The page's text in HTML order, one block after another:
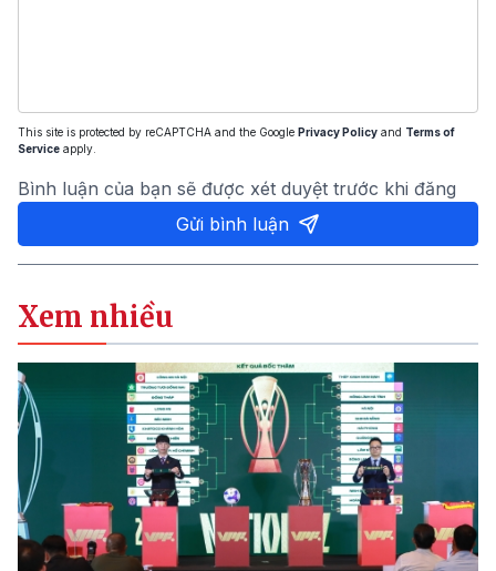
This site is protected by reCAPTCHA and the Google Privacy Policy and Terms of
Service apply.
Bình luận của bạn sẽ được xét duyệt trước khi đăng
Gửi bình luận
Xem nhiều